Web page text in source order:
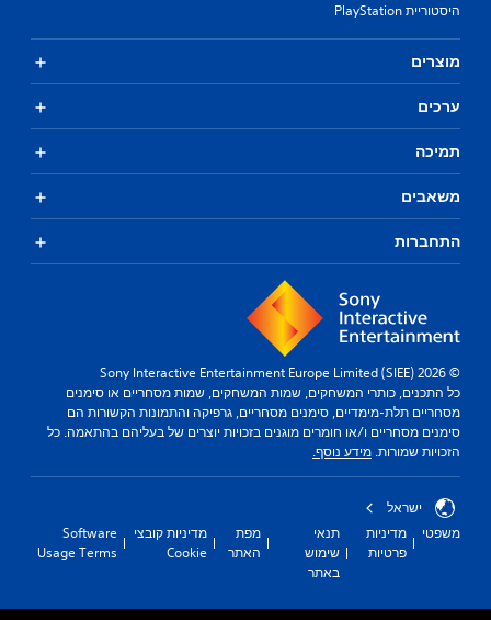
היסטוריית PlayStation
מוצרים
ערכים
תמיכה
משאבים
התחברות
© 2026 Sony Interactive Entertainment Europe Limited (SIEE)
כל התכנים, כותרי המשחקים, שמות המשחקים, שמות מסחריים או סימנים
מסחריים תלת-מימדיים, סימנים מסחריים, גרפיקה והתמונות הקשורות הם
סימנים מסחריים ו/או חומרים מוגנים בזכויות יוצרים של בעליהם בהתאמה. כל
הזכויות שמורות. מידע נוסף.
ישראל
משפטי
מדיניות
פרטיות
תנאי
שימוש
באתר
מפת
האתר
מדיניות קובצי
Cookie
Software
Usage Terms